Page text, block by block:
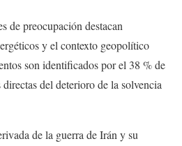
de preocupación destacan
y el contexto geopolítico
son identificados por el 38 % de
del deterioro de la solvencia
de la guerra de Irán y su